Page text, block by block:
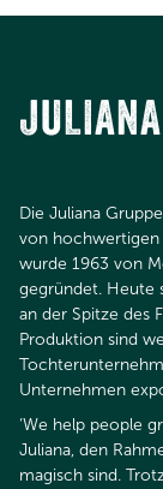
Die Juliana
von hochwertigen
wurde 1963 von
gegründet. Heute
an der Spitze des
Produktion sind
Unternehmen
‘We help people
Juliana, den
magisch sind.